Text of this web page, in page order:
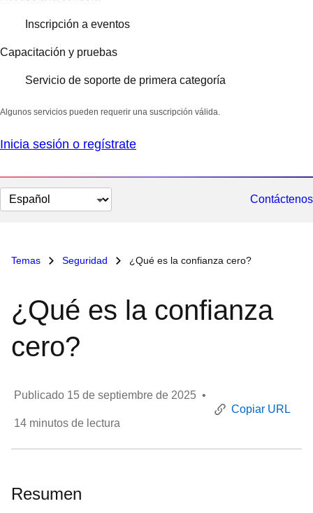
Inscripción a eventos
Capacitación y pruebas
Servicio de soporte de primera categoría
Algunos servicios pueden requerir una suscripción válida.
Inicia sesión o regístrate
Cambiar
el
Contáctenos
Temas Seguridad ¿Qué es la confianza cero?
¿Qué es la confianza
cero?
Publicado 15 de septiembre de 2025 •
14 minutos de lectura
Copiar URL
Resumen